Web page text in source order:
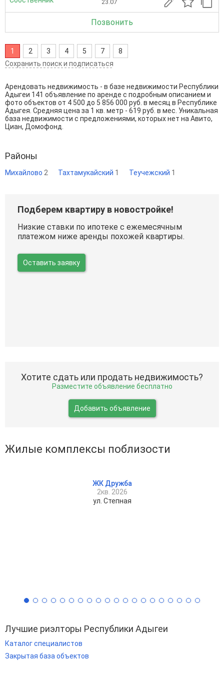
23.07
Позвонить
1 2 3 4 5 7
8
Сохранить поиск и подписаться
Арендовать недвижимость - в базе недвижимости Республики
Адыгеи 141 объявление по аренде с подробным описанием и
фото объектов от 4 500 до 5 856 000 руб. в месяц в Республике
Адыгея. Средняя цена за 1 кв. метр - 619 руб. в мес. Уникальная
база недвижимости с предложениями, которых нет на Авито,
Циан, Домофонд.
Районы
Михайлово 2 Тахтамукайский 1 Теучежский 1
Подберем квартиру в новостройке!
Низкие ставки по ипотеке с ежемесячным
платежом ниже аренды похожей квартиры.
Оставить заявку
Хотите сдать или продать недвижимость?
Разместите объявление бесплатно
Добавить объявление
Жилые комплексы поблизости
ЖК Дружба
2кв. 2026
ул. Степная
Лучшие риэлторы Республики Адыгеи
Каталог специалистов
Закрытая база объектов